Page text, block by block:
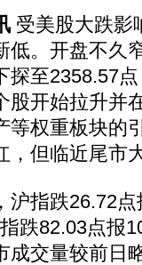
受美股大跌影
低。开盘不久
探至2358.57
股开始拉升并
等权重板块的
，但临近尾市
指跌26.72点
跌82.03点报
成交量较前日